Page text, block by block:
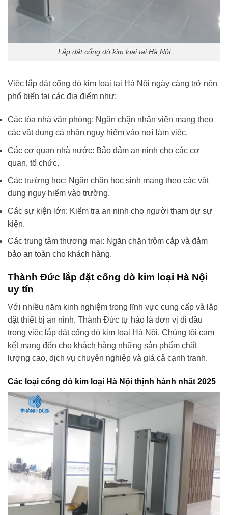
Lắp đặt cổng dò kim loại tại Hà Nội
Việc lắp đặt cổng dò kim loại tại Hà Nội ngày càng trở nên
phổ biến tại các địa điểm như:
Các tòa nhà văn phòng: Ngăn chặn nhân viên mang theo
các vật dụng cá nhân nguy hiểm vào nơi làm việc.
Các cơ quan nhà nước: Bảo đảm an ninh cho các cơ
quan, tổ chức.
Các trường học: Ngăn chặn học sinh mang theo các vật
dụng nguy hiểm vào trường.
Các sự kiện lớn: Kiểm tra an ninh cho người tham dự sự
kiện.
Các trung tâm thương mại: Ngăn chặn trộm cắp và đảm
bảo an toàn cho khách hàng.
Thành Đức lắp đặt cổng dò kim loại Hà Nội
uy tín
Với nhiều năm kinh nghiệm trong lĩnh vực cung cấp và lắp
đặt thiết bị an ninh, Thành Đức tự hào là đơn vị đi đầu
trong việc lắp đặt cổng dò kim loại Hà Nội. Chúng tôi cam
kết mang đến cho khách hàng những sản phẩm chất
lượng cao, dịch vụ chuyên nghiệp và giá cả cạnh tranh.
Các loại cổng dò kim loại Hà Nội thịnh hành nhất 2025